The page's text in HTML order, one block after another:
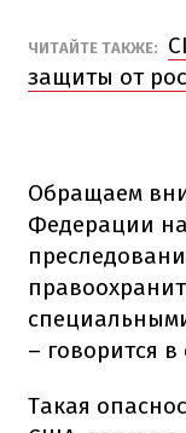
ЧИТАЙТЕ ТАКЖЕ:
защиты от
Обращаем
Федерации на
– говорится
Такая